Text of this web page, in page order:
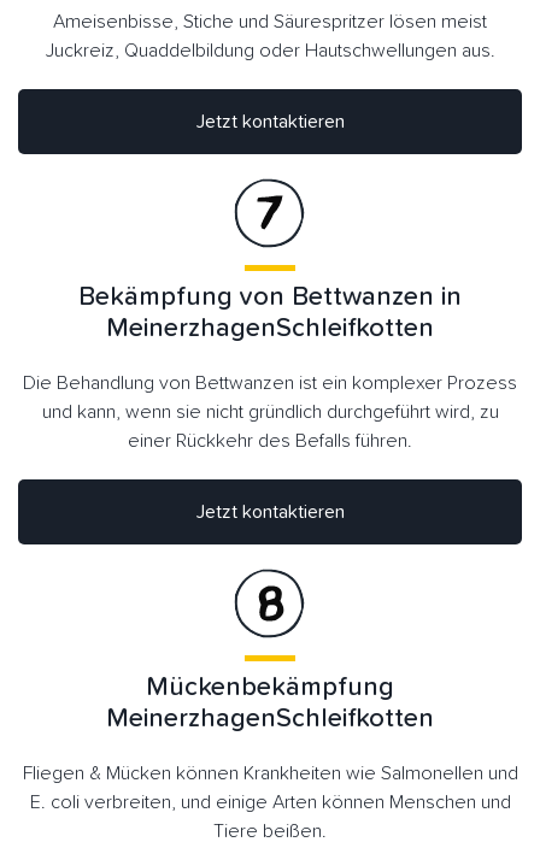
Jetzt kontaktieren
Ameisenbisse, Stiche und Säurespritzer lösen meist
Juckreiz, Quaddelbildung oder Hautschwellungen aus.
Bekämpfung von Bettwanzen in
MeinerzhagenSchleifkotten
Die Behandlung von Bettwanzen ist ein komplexer Prozess
und kann, wenn sie nicht gründlich durchgeführt wird, zu
einer Rückkehr des Befalls führen.
Jetzt kontaktieren
Mückenbekämpfung
MeinerzhagenSchleifkotten
Fliegen & Mücken können Krankheiten wie Salmonellen und
E. coli verbreiten, und einige Arten können Menschen und
Tiere beißen.